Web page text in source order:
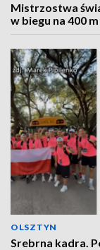
Mistrzostwa
w biegu na 400 m
OLSZTYN
Srebrna kadra.